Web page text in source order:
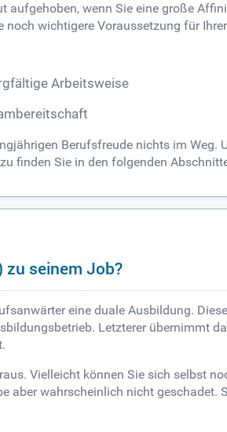
aufgehoben, wenn Sie eine große
wichtigere Voraussetzung für
Arbeitsweise
Berufsfreude nichts im
finden Sie in den folgenden
seinem Job?
eine duale Ausbildung.
Letzterer übernimmt
Vielleicht können Sie sich selbst
aber wahrscheinlich nicht